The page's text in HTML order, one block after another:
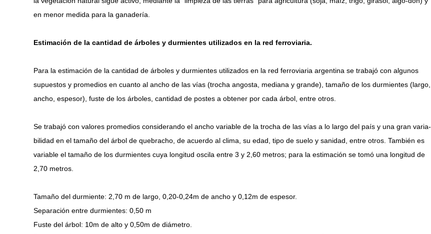
en menor medida para la ganadería.
Estimación de la cantidad de árboles y durmientes utilizados en la red ferroviaria.
Para la estimación de la cantidad de árboles y durmientes utilizados en la red ferroviaria argentina se trabajó con algunos
supuestos y promedios en cuanto al ancho de las vías (trocha angosta, mediana y grande), tamaño de los durmientes (largo,
ancho, espesor), fuste de los árboles, cantidad de postes a obtener por cada árbol, entre otros.
Se trabajó con valores promedios considerando el ancho variable de la trocha de las vías a lo largo del país y una gran varia-
bilidad en el tamaño del árbol de quebracho, de acuerdo al clima, su edad, tipo de suelo y sanidad, entre otros. También es
variable el tamaño de los durmientes cuya longitud oscila entre 3 y 2,60 metros; para la estimación se tomó una longitud de
2,70 metros.
Tamaño del durmiente: 2,70 m de largo, 0,20-0,24m de ancho y 0,12m de espesor.
Separación entre durmientes: 0,50 m
Fuste del árbol: 10m de alto y 0,50m de diámetro.